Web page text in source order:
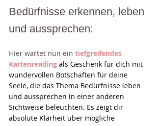
Bedürfnisse erkennen, leben
und aussprechen:
Hier wartet nun ein tiefgreifendes
Kartenreading als Geschenk für dich mit
wundervollen Botschaften für deine
Seele, die das Thema Bedürfnisse leben
und aussprechen in einer anderen
Sichtweise beleuchten. Es zeigt dir
absolute Klarheit über mögliche